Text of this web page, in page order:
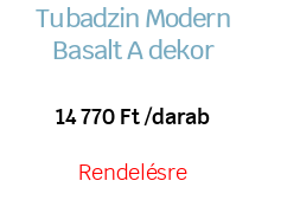
Tubadzin Modern
Basalt A dekor
14 770 Ft /darab
Rendelésre